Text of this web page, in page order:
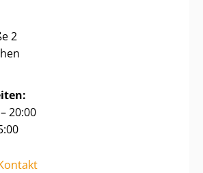
2
20:00